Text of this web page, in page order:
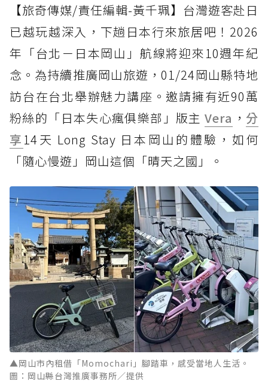
【旅奇傳媒/責任編輯-黃千珮】台灣遊客赴日
已越玩越深入，下趟日本行來旅居吧！2026
年「台北－日本岡山」航線將迎來10週年紀
念。為持續推廣岡山旅遊，01/24岡山縣特地
訪台在台北舉辦魅力講座。邀請擁有近90萬
粉絲的「日本失心瘋俱樂部」版主Vera ， 分
享 14天 Long Stay 日本岡山的體驗，如何
「隨心慢遊」岡山這個「晴天之國」。
▲岡山市內租借「Momochari」腳踏車，感受當地人生活。
圖：岡山縣台灣推廣事務所／提供